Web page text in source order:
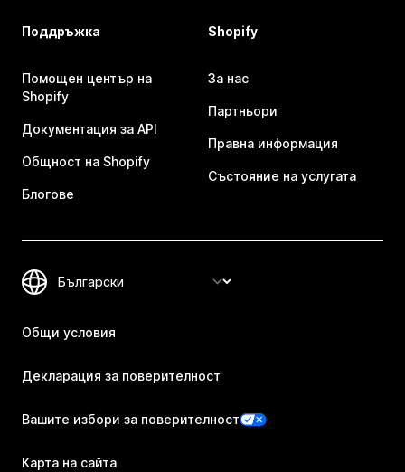
Поддръжка
Помощен център на
Shopify
Документация за API
Общност на Shopify
Блогове
Shopify
За нас
Партньори
Правна информация
Състояние на услугата
Общи условия
Декларация за поверителност
Вашите избори за поверителност
Карта на сайта